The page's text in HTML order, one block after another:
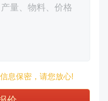
息保密，请您放心!